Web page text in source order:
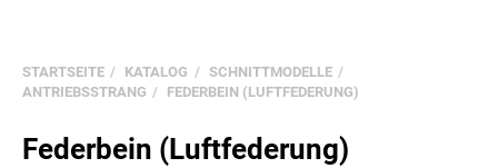
STARTSEITE KATALOG
SCHNITTMODELLE
ANTRIEBSSTRANG
FEDERBEIN (LUFTFEDERUNG)
Federbein (Luftfederung)